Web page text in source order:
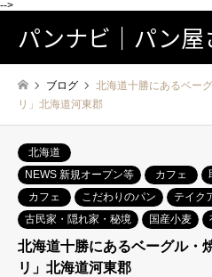
-->
パンナビ｜パン屋
ブログ
北海道十勝にあるベー
リ」北海道河東郡
北海道
NEWS 新規オープン等
カフェ
カフェ
こだわりのパン テイク
古民家・隠れ家・秘境
国産小麦
北海道十勝にあるベーグル
リ」北海道河東郡